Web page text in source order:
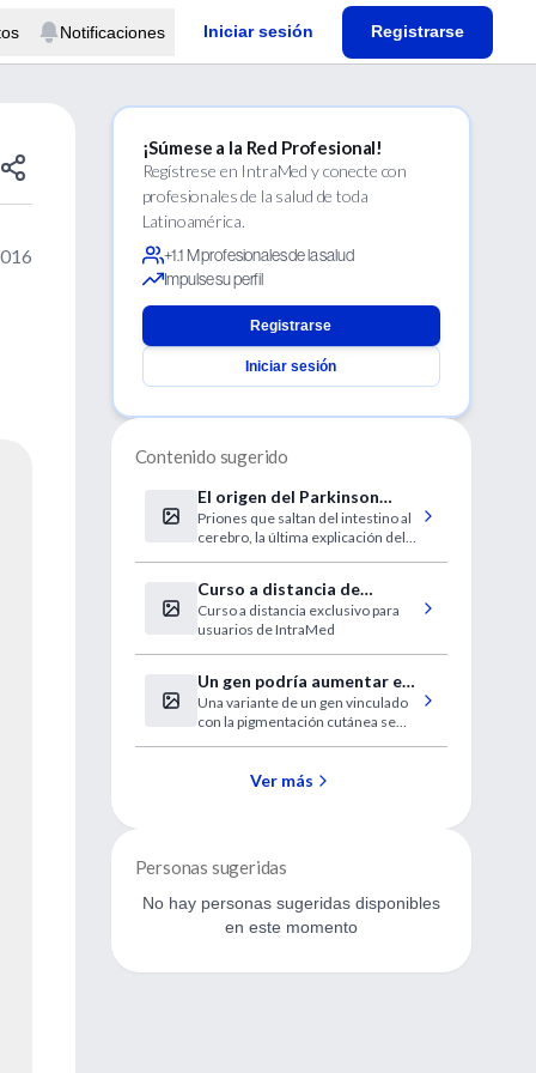
Notificaciones Iniciar sesión Registrarse
¡Súmese a la Red Profesional!
Regístrese en IntraMed y conecte con
profesionales de la salud de toda
Latinoamérica.
+1.1 M profesionales de la salud
Impulse su perfil
Registrarse
Iniciar sesión
Contenido sugerido
El origen del Parkinson
podría estar fuera del
cerebro
Priones que saltan del intestino al
cerebro, la última explicación del
Curso a distancia de
Electrocardiografía clínica
Curso a distancia exclusivo para
usuarios de IntraMed
Un gen podría aumentar el
riesgo de melanoma,
incluso sin exposición al sol
Una variante de un gen vinculado
con la pigmentación cutánea se
la piel en un estudio
Ver más
Personas sugeridas
No hay personas sugeridas disponibles
en este momento